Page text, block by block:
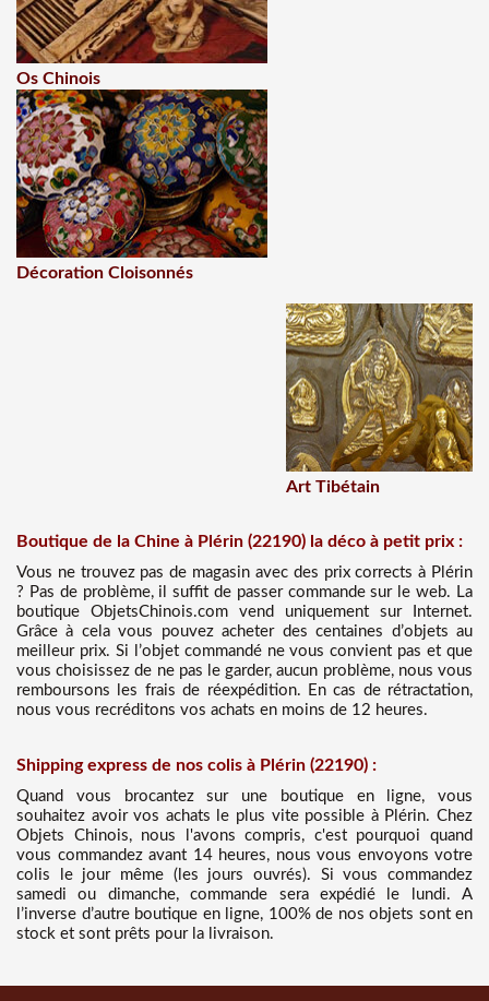
Os Chinois
Décoration Cloisonnés
Art Tibétain
Boutique de la Chine à Plérin (22190) la déco à petit prix :
Vous ne trouvez pas de magasin avec des prix corrects à Plérin
? Pas de problème, il suffit de passer commande sur le web. La
boutique ObjetsChinois.com vend uniquement sur Internet.
Grâce à cela vous pouvez acheter des centaines d’objets au
meilleur prix. Si l’objet commandé ne vous convient pas et que
vous choisissez de ne pas le garder, aucun problème, nous vous
remboursons les frais de réexpédition. En cas de rétractation,
nous vous recréditons vos achats en moins de 12 heures.
Shipping express de nos colis à Plérin (22190) :
Quand vous brocantez sur une boutique en ligne, vous
souhaitez avoir vos achats le plus vite possible à Plérin. Chez
Objets Chinois, nous l'avons compris, c'est pourquoi quand
vous commandez avant 14 heures, nous vous envoyons votre
colis le jour même (les jours ouvrés). Si vous commandez
samedi ou dimanche, commande sera expédié le lundi. A
l’inverse d’autre boutique en ligne, 100% de nos objets sont en
stock et sont prêts pour la livraison.